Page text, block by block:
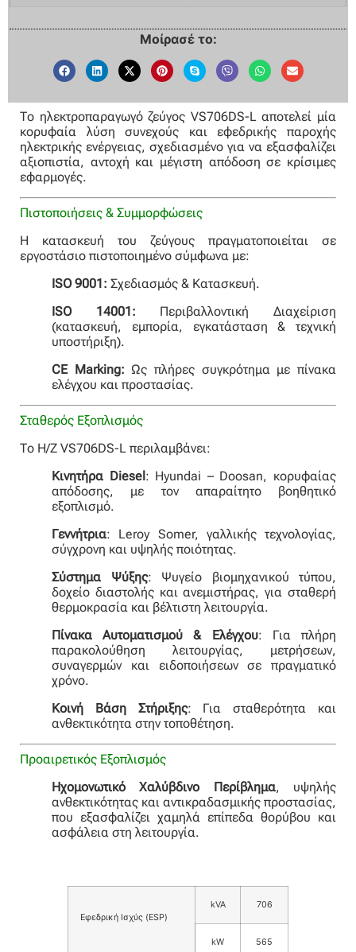
Μοίρασέ το:
Το ηλεκτροπαραγωγό ζεύγος VS706DS-L αποτελεί μία
κορυφαία λύση συνεχούς και εφεδρικής παροχής
ηλεκτρικής ενέργειας, σχεδιασμένο για να εξασφαλίζει
αξιοπιστία, αντοχή και μέγιστη απόδοση σε κρίσιμες
εφαρμογές.
Πιστοποιήσεις & Συμμορφώσεις
Η κατασκευή του ζεύγους πραγματοποιείται σε
εργοστάσιο πιστοποιημένο σύμφωνα με:
ISO 9001: Σχεδιασμός & Κατασκευή.
ISO 14001: Περιβαλλοντική Διαχείριση
(κατασκευή, εμπορία, εγκατάσταση & τεχνική
υποστήριξη).
CE Marking: Ως πλήρες συγκρότημα με πίνακα
ελέγχου και προστασίας.
Σταθερός Εξοπλισμός
Το Η/Ζ VS706DS-L περιλαμβάνει:
Κινητήρα Diesel: Hyundai – Doosan, κορυφαίας
απόδοσης, με τον απαραίτητο βοηθητικό
εξοπλισμό.
Γεννήτρια: Leroy Somer, γαλλικής τεχνολογίας,
σύγχρονη και υψηλής ποιότητας.
Σύστημα Ψύξης: Ψυγείο βιομηχανικού τύπου,
δοχείο διαστολής και ανεμιστήρας, για σταθερή
θερμοκρασία και βέλτιστη λειτουργία.
Πίνακα Αυτοματισμού & Ελέγχου: Για πλήρη
παρακολούθηση λειτουργίας, μετρήσεων,
συναγερμών και ειδοποιήσεων σε πραγματικό
χρόνο.
Κοινή Βάση Στήριξης: Για σταθερότητα και
ανθεκτικότητα στην τοποθέτηση.
Προαιρετικός Εξοπλισμός
Ηχομονωτικό Χαλύβδινο Περίβλημα, υψηλής
ανθεκτικότητας και αντικραδασμικής προστασίας,
που εξασφαλίζει χαμηλά επίπεδα θορύβου και
ασφάλεια στη λειτουργία.
Εφεδρική Ισχύς (ESP)
kVA 706
kW 565